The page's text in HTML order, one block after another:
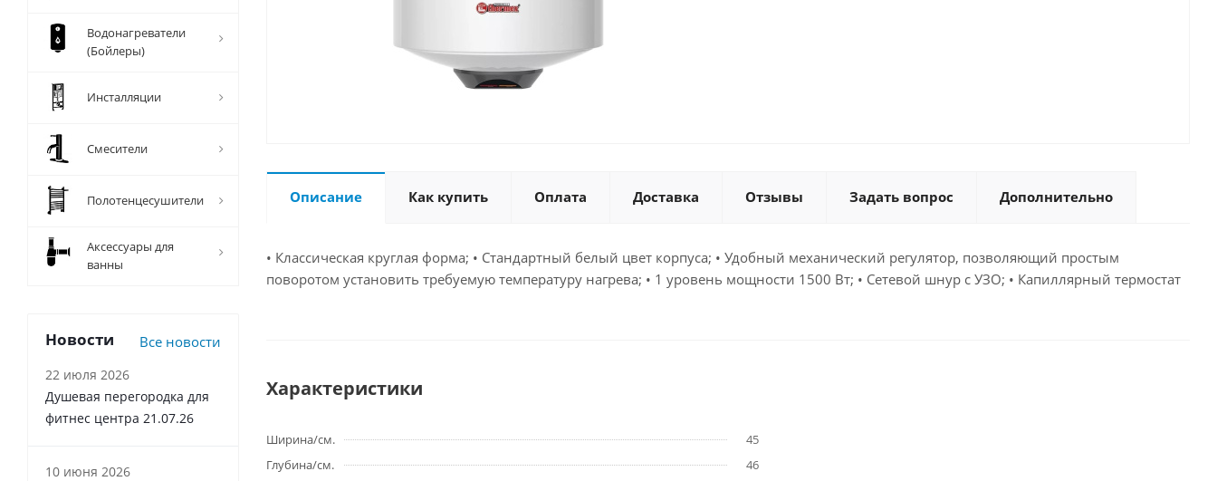
Описание Как купить Оплата Доставка Отзывы Задать вопрос Дополнительно
• Классическая круглая форма; • Стандартный белый цвет корпуса; • Удобный механический регулятор, позволяющий простым
поворотом установить требуемую температуру нагрева; • 1 уровень мощности 1500 Вт; • Сетевой шнур с УЗО; • Капиллярный термостат
Характеристики
Ширина/см.
45
Глубина/см.
46
Водонагреватели
(Бойлеры)
Инсталляции
Смесители
Полотенцесушители
Аксессуары для
ванны
Новости Все новости
22 июля 2026
Душевая перегородка для
фитнес центра 21.07.26
10 июня 2026